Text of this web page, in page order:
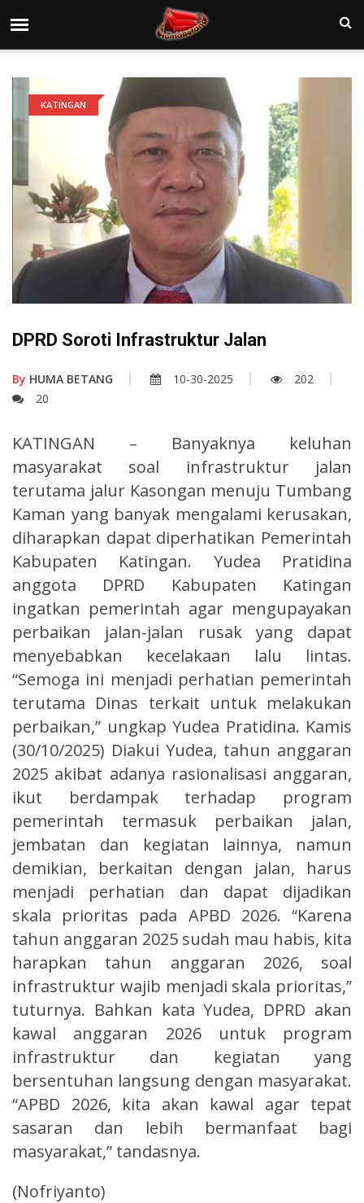
KATINGAN
DPRD Soroti Infrastruktur Jalan
By HUMA BETANG 10-30-2025
202
20
KATINGAN – Banyaknya keluhan
masyarakat soal infrastruktur jalan
terutama jalur Kasongan menuju Tumbang
Kaman yang banyak mengalami kerusakan,
diharapkan dapat diperhatikan Pemerintah
Kabupaten Katingan. Yudea Pratidina
anggota DPRD Kabupaten Katingan
ingatkan pemerintah agar mengupayakan
perbaikan jalan-jalan rusak yang dapat
menyebabkan kecelakaan lalu lintas.
“Semoga ini menjadi perhatian pemerintah
terutama Dinas terkait untuk melakukan
perbaikan,” ungkap Yudea Pratidina. Kamis
(30/10/2025) Diakui Yudea, tahun anggaran
2025 akibat adanya rasionalisasi anggaran,
ikut berdampak terhadap program
pemerintah termasuk perbaikan jalan,
jembatan dan kegiatan lainnya, namun
demikian, berkaitan dengan jalan, harus
menjadi perhatian dan dapat dijadikan
skala prioritas pada APBD 2026. “Karena
tahun anggaran 2025 sudah mau habis, kita
harapkan tahun anggaran 2026, soal
infrastruktur wajib menjadi skala prioritas,”
tuturnya. Bahkan kata Yudea, DPRD akan
kawal anggaran 2026 untuk program
infrastruktur dan kegiatan yang
bersentuhan langsung dengan masyarakat.
“APBD 2026, kita akan kawal agar tepat
sasaran dan lebih bermanfaat bagi
masyarakat,” tandasnya.
(Nofriyanto)